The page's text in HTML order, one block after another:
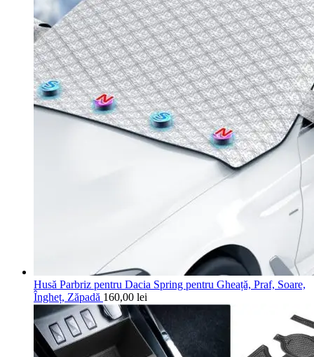
Husă Parbriz pentru Dacia Spring pentru Gheață, Praf, Soare,
Îngheț, Zăpadă 160,00 lei